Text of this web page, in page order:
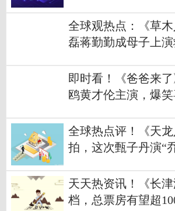
全球观热点：《草
磊蒋勤勤成母子上
即时看！《爸爸来
鸥黄才伦主演，爆
全球热点评！《天
拍，这次甄子丹演“
天天热资讯！《长
档，总票房有望超